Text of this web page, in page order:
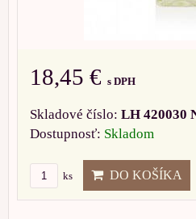
18,45 € s DPH
Skladové číslo: LH 420030
Dostupnosť: Skladom
ks DO KOŠÍKA